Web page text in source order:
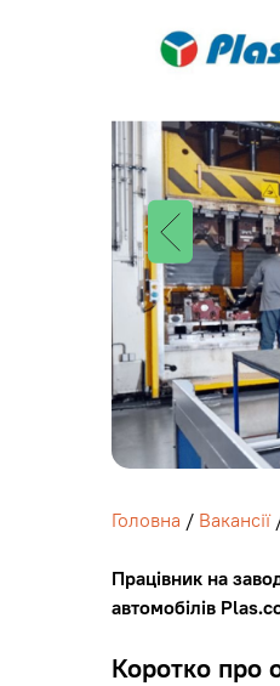
Головна / Вакансії/
Працівник на
автомобілів
Коротко про